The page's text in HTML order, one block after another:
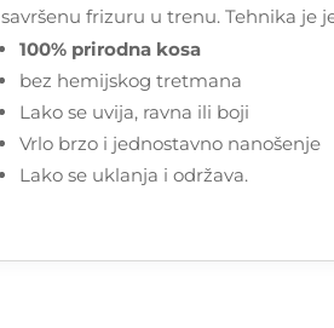
savršenu frizuru u trenu. Tehnika je
100% prirodna kosa
bez hemijskog tretmana
Lako se uvija, ravna ili boji
Vrlo brzo i jednostavno nanošenje
Lako se uklanja i održava.